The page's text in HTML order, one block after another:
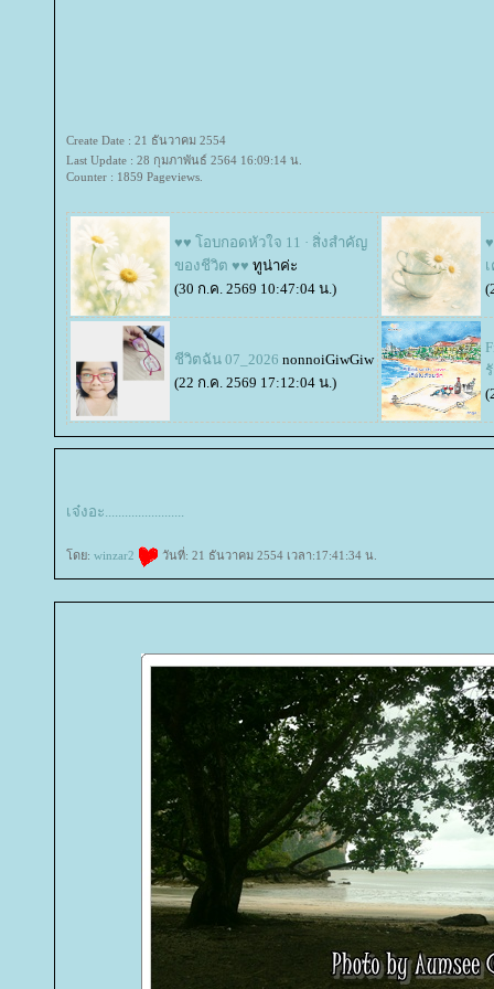
Create Date : 21 ธันวาคม 2554
Last Update : 28 กุมภาพันธ์ 2564 16:09:14 น.
Counter : 1859 Pageviews.
♥♥ โอบกอดหัวใจ 11 · สิ่งสำคัญ
ของชีวิต ♥♥ ทูน่าค่ะ
(30 ก.ค. 2569 10:47:04 น.)
ชีวิตฉัน 07_2026 nonnoiGiwGiw
(22 ก.ค. 2569 17:12:04 น.)
เจ๋งอะ........................
ดย: winzar2 วันที่: 21 ธันวาคม 2554 เวลา:17:41:34 น.